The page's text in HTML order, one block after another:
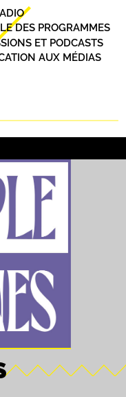
DES PROGRAMMES
ET PODCASTS
AUX MÉDIAS